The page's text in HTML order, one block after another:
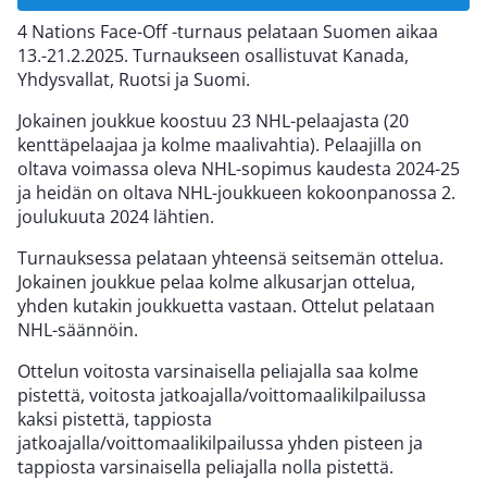
4 Nations Face-Off -turnaus pelataan Suomen aikaa
13.-21.2.2025. Turnaukseen osallistuvat Kanada,
Yhdysvallat, Ruotsi ja Suomi.
Jokainen joukkue koostuu 23 NHL-pelaajasta (20
kenttäpelaajaa ja kolme maalivahtia). Pelaajilla on
oltava voimassa oleva NHL-sopimus kaudesta 2024-25
ja heidän on oltava NHL-joukkueen kokoonpanossa 2.
joulukuuta 2024 lähtien.
Turnauksessa pelataan yhteensä seitsemän ottelua.
Jokainen joukkue pelaa kolme alkusarjan ottelua,
yhden kutakin joukkuetta vastaan. Ottelut pelataan
NHL-säännöin.
Ottelun voitosta varsinaisella peliajalla saa kolme
pistettä, voitosta jatkoajalla/voittomaalikilpailussa
kaksi pistettä, tappiosta
jatkoajalla/voittomaalikilpailussa yhden pisteen ja
tappiosta varsinaisella peliajalla nolla pistettä.